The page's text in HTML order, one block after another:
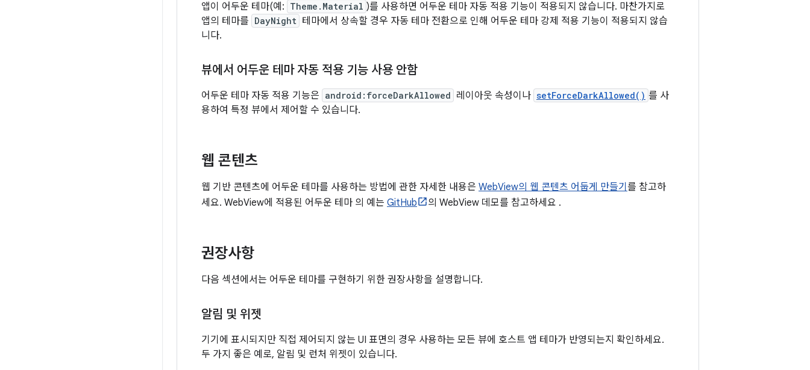
앱이 어두운 테마(예: Theme.Material )를 사용하면 어두운 테마 자동 적용 기능이 적용되지 않습니다. 마찬가지로
앱의 테마를 DayNight 테마에서 상속할 경우 자동 테마 전환으로 인해 어두운 테마 강제 적용 기능이 적용되지 않습
니다.
뷰에서 어두운 테마 자동 적용 기능 사용 안함
어두운 테마 자동 적용 기능은 android:forceDarkAllowed 레이아웃 속성이나 setForceDarkAllowed() 를 사
용하여 특정 뷰에서 제어할 수 있습니다.
웹 콘텐츠
웹 기반 콘텐츠에 어두운 테마를 사용하는 방법에 관한 자세한 내용은 WebView의 웹 콘텐츠 어둡게 만들기 를 참고하
세요. WebView에 적용된 어두운 테마 의 예는 GitHub 의 WebView 데모를 참고하세요 .
권장사항
다음 섹션에서는 어두운 테마를 구현하기 위한 권장사항을 설명합니다.
알림 및 위젯
기기에 표시되지만 직접 제어되지 않는 UI 표면의 경우 사용하는 모든 뷰에 호스트 앱 테마가 반영되는지 확인하세요.
두 가지 좋은 예로, 알림 및 런처 위젯이 있습니다.